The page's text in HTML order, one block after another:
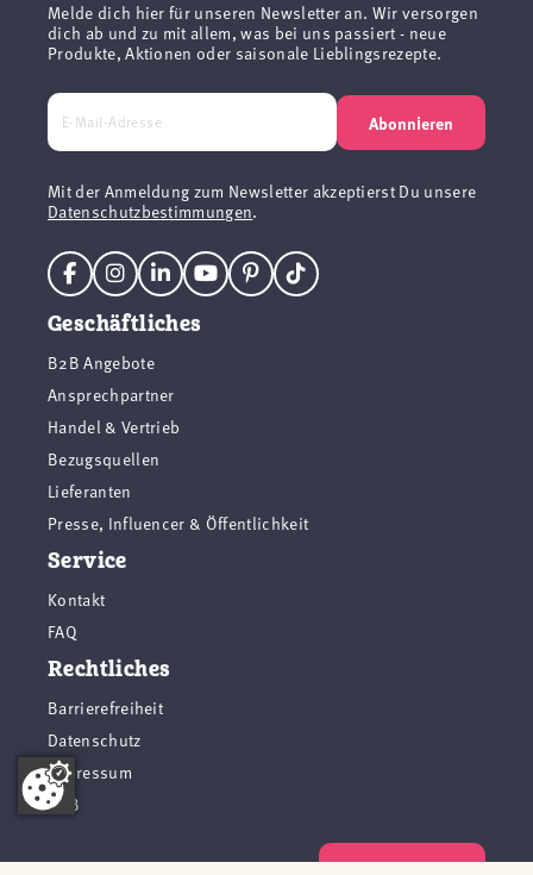
Melde dich hier für unseren Newsletter an. Wir versorgen
dich ab und zu mit allem, was bei uns passiert - neue
Produkte, Aktionen oder saisonale Lieblingsrezepte.
Abonnieren
Mit der Anmeldung zum Newsletter akzeptierst Du unsere
Datenschutzbestimmungen.
Geschäftliches
B2B Angebote
Ansprechpartner
Handel & Vertrieb
Bezugsquellen
Lieferanten
Presse, Influencer & Öffentlichkeit
Service
Kontakt
FAQ
Rechtliches
Barrierefreiheit
Datenschutz
Impressum
AGB